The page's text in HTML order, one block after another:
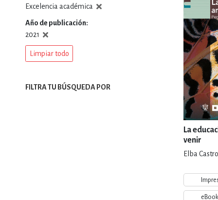
DEPORTES Y
ESTILOS DE
INFANTILES,
La
venir
Elba
eBook
Excelencia académica
Año de publicación
2021
Limpiar todo
FILTRA TU BÚSQUEDA POR